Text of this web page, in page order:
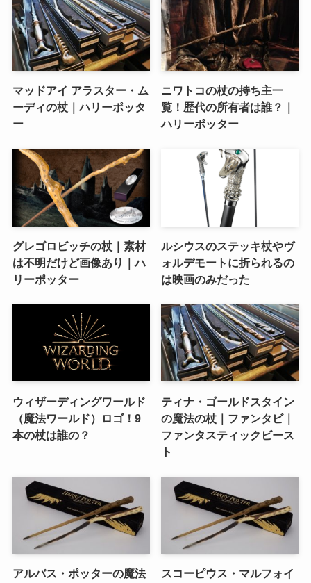
マッドアイ アラスター・ム
ーディの杖｜ハリーポッタ
ー
ニワトコの杖の持ち主一
覧！歴代の所有者は誰？｜
ハリーポッター
グレゴロビッチの杖｜素材
は不明だけど画像あり｜ハ
リーポッター
ルシウスのステッキ杖やヴ
ォルデモートに折られるの
は映画のみだった
ウィザーディングワールド
（魔法ワールド）ロゴ！9
本の杖は誰の？
ティナ・ゴールドスタイン
の魔法の杖｜ファンタビ｜
ファンタスティックビース
ト
アルバス・ポッターの魔法
スコーピウス・マルフォイ